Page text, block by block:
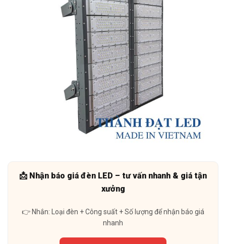
📩 Nhận báo giá đèn LED – tư vấn nhanh & giá tận
xưởng
👉 Nhắn: Loại đèn + Công suất + Số lượng để nhận báo giá
nhanh